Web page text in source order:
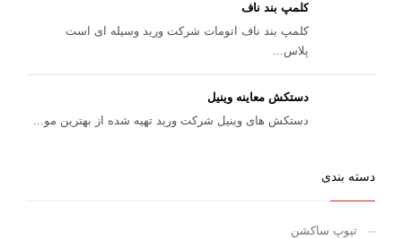
کلمپ بند ناف
کلمپ بند ناف اتومات شرکت ورید وسیله ای است
پلاس...
دستکش معاینه وینیل
دستکش های وینیل شرکت ورید تهیه شده از بهترین مو...
دسته بندی
تیوپ ساکشن